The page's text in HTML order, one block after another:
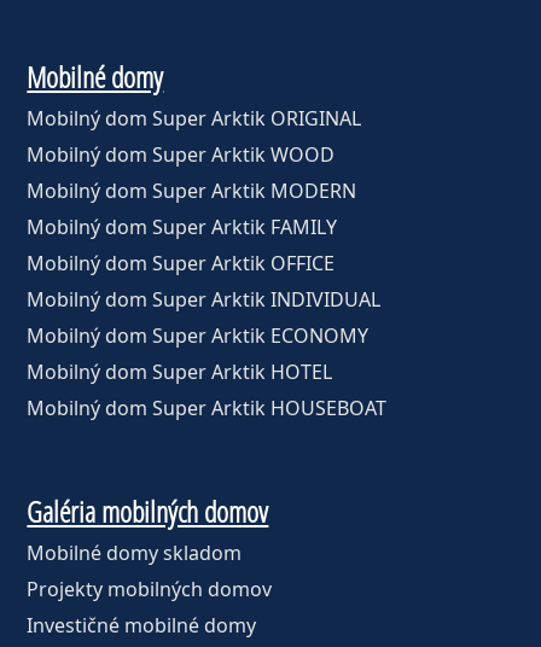
Mobilné domy
Mobilný dom Super Arktik ORIGINAL
Mobilný dom Super Arktik WOOD
Mobilný dom Super Arktik MODERN
Mobilný dom Super Arktik FAMILY
Mobilný dom Super Arktik OFFICE
Mobilný dom Super Arktik INDIVIDUAL
Mobilný dom Super Arktik ECONOMY
Mobilný dom Super Arktik HOTEL
Mobilný dom Super Arktik HOUSEBOAT
Galéria mobilných domov
Mobilné domy skladom
Projekty mobilných domov
Investičné mobilné domy